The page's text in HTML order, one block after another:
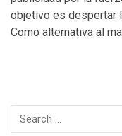
objetivo es despertar
Como alternativa al
Search